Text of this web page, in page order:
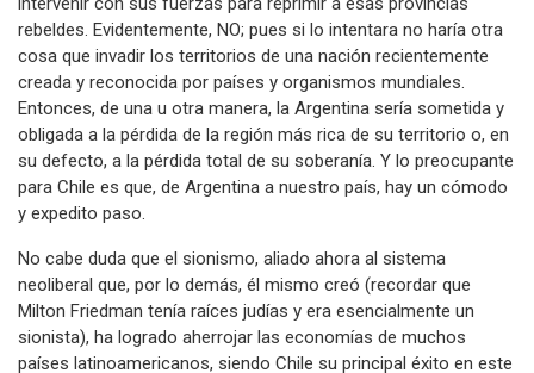
rebeldes. Evidentemente, NO; pues si lo intentara no haría otra
cosa que invadir los territorios de una nación recientemente
creada y reconocida por países y organismos mundiales.
Entonces, de una u otra manera, la Argentina sería sometida y
obligada a la pérdida de la región más rica de su territorio o, en
su defecto, a la pérdida total de su soberanía. Y lo preocupante
para Chile es que, de Argentina a nuestro país, hay un cómodo
y expedito paso.
No cabe duda que el sionismo, aliado ahora al sistema
neoliberal que, por lo demás, él mismo creó (recordar que
Milton Friedman tenía raíces judías y era esencialmente un
sionista), ha logrado aherrojar las economías de muchos
países latinoamericanos, siendo Chile su principal éxito en este